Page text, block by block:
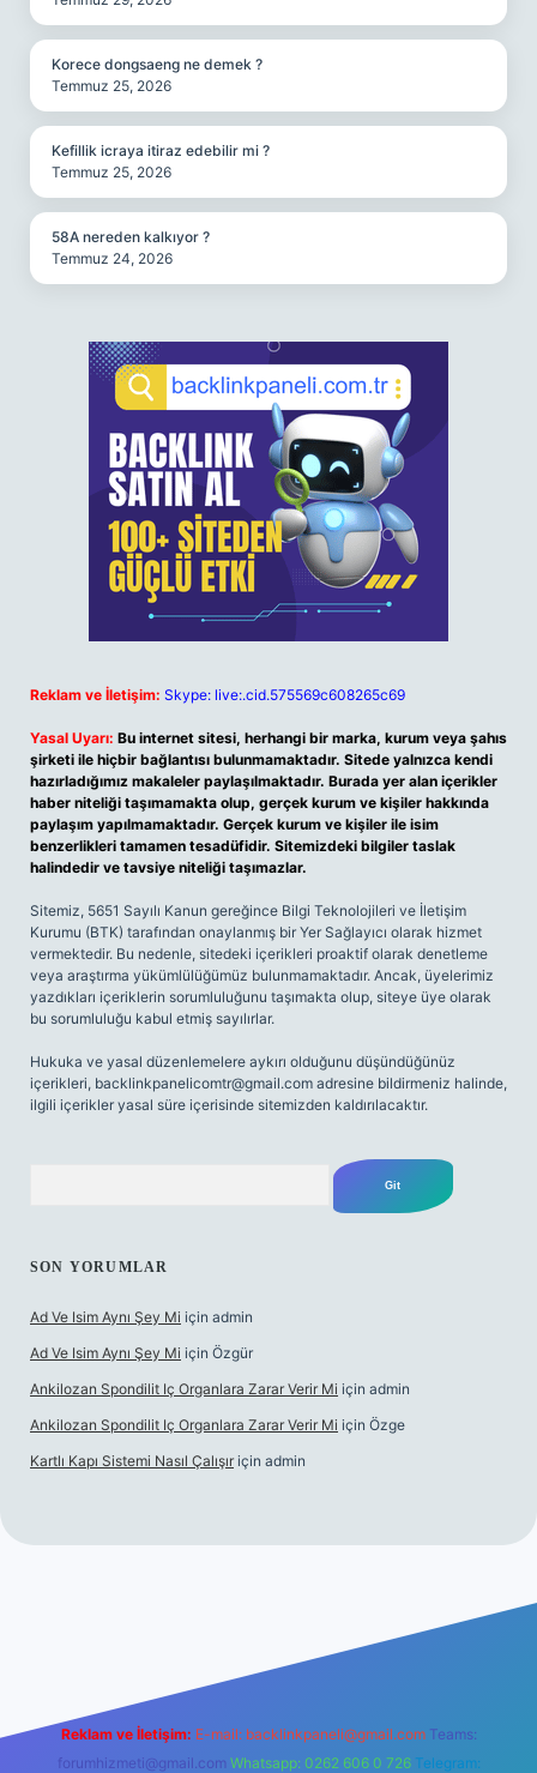
Korece dongsaeng ne demek ?
Temmuz 25, 2026
Kefillik icraya itiraz edebilir mi ?
Temmuz 25, 2026
58A nereden kalkıyor ?
Temmuz 24, 2026
Reklam ve İletişim: Skype: live:.cid.575569c608265c69
Yasal Uyarı: Bu internet sitesi, herhangi bir marka, kurum veya şahıs
şirketi ile hiçbir bağlantısı bulunmamaktadır. Sitede yalnızca kendi
hazırladığımız makaleler paylaşılmaktadır. Burada yer alan içerikler
haber niteliği taşımamakta olup, gerçek kurum ve kişiler hakkında
paylaşım yapılmamaktadır. Gerçek kurum ve kişiler ile isim
benzerlikleri tamamen tesadüfidir. Sitemizdeki bilgiler taslak
halindedir ve tavsiye niteliği taşımazlar.
Sitemiz, 5651 Sayılı Kanun gereğince Bilgi Teknolojileri ve İletişim
Kurumu (BTK) tarafından onaylanmış bir Yer Sağlayıcı olarak hizmet
vermektedir. Bu nedenle, sitedeki içerikleri proaktif olarak denetleme
veya araştırma yükümlülüğümüz bulunmamaktadır. Ancak, üyelerimiz
yazdıkları içeriklerin sorumluluğunu taşımakta olup, siteye üye olarak
bu sorumluluğu kabul etmiş sayılırlar.
Hukuka ve yasal düzenlemelere aykırı olduğunu düşündüğünüz
içerikleri, backlinkpanelicomtr@gmail.com adresine bildirmeniz halinde,
ilgili içerikler yasal süre içerisinde sitemizden kaldırılacaktır.
SON YORUMLAR
Ad Ve Isim Aynı Şey Mi için admin
Ad Ve Isim Aynı Şey Mi için Özgür
Ankilozan Spondilit Iç Organlara Zarar Verir Mi için admin
Ankilozan Spondilit Iç Organlara Zarar Verir Mi için Özge
Kartlı Kapı Sistemi Nasıl Çalışır için admin
Reklam ve İletişim: E-mail: backlinkpaneli@gmail.com Teams:
forumhizmeti@gmail.com Whatsapp: 0262 606 0 726 Telegram: